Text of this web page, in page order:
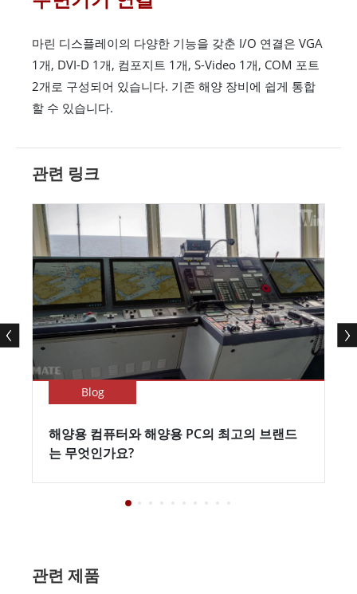
마린 디스플레이의 다양한 기능을 갖춘 I/O 연결은 VGA
1개, DVI-D 1개, 컴포지트 1개, S-Video 1개, COM 포트
2개로 구성되어 있습니다. 기존 해양 장비에 쉽게 통합
할 수 있습니다.
관련 링크
Blog
해양용 컴퓨터와 해양용 PC의 최고의 브랜드
는 무엇인가요?
관련 제품